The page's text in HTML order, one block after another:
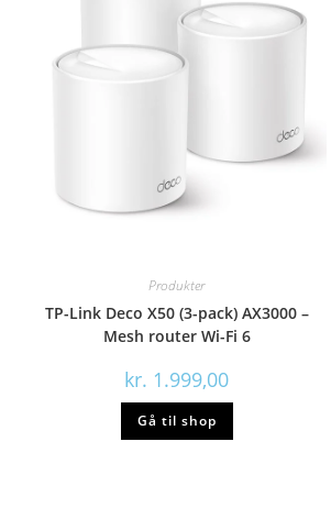
Produkter
TP-Link Deco X50 (3-pack) AX3000 –
Mesh router Wi-Fi 6
kr. 1.999,00
Gå til shop